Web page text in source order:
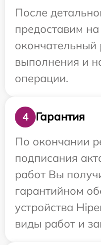
После
предоставим
окончательный
выполнения и
операции.
4
Гарантия
По окончании
подписания
работ Вы
гарантийном
устройства
виды работ и